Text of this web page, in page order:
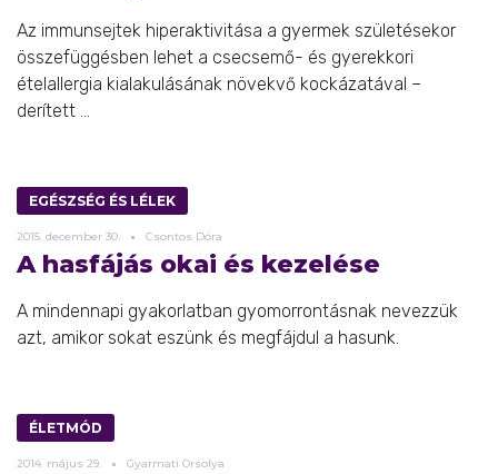
Az immunsejtek hiperaktivitása a gyermek születésekor
összefüggésben lehet a csecsemő- és gyerekkori
ételallergia kialakulásának növekvő kockázatával –
derített ...
EGÉSZSÉG ÉS LÉLEK
2015. december 30. Csontos Dóra
A hasfájás okai és kezelése
A mindennapi gyakorlatban gyomorrontásnak nevezzük
azt, amikor sokat eszünk és megfájdul a hasunk.
ÉLETMÓD
2014. május 29. Gyarmati Orsolya